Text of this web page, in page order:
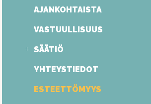
AJANKOHTAISTA
VASTUULLISUUS
SÄÄTIÖ
YHTEYSTIEDOT
ESTEETTÖMYYS